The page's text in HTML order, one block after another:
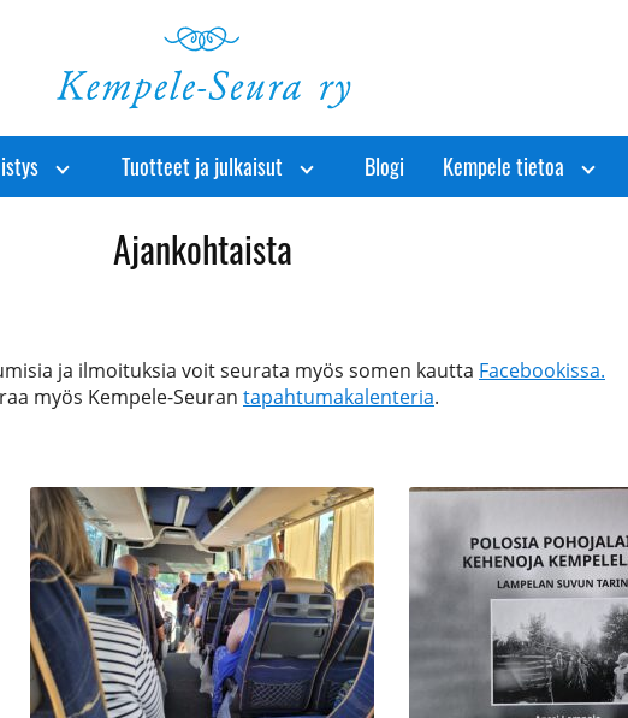
Tuotteet ja julkaisut Blogi Kempele tietoa
Ajankohtaista
ja ilmoituksia voit seurata myös somen kautta Facebookissa.
myös Kempele-Seuran tapahtumakalenteria.